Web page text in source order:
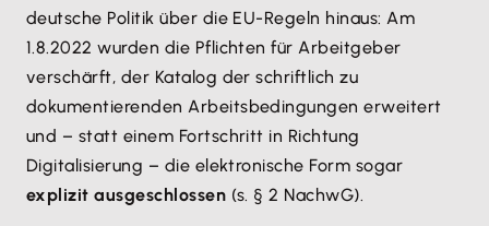
deutsche Politik über die EU-Regeln hinaus: Am
1.8.2022 wurden die Pflichten für Arbeitgeber
verschärft, der Katalog der schriftlich zu
dokumentierenden Arbeitsbedingungen erweitert
und – statt einem Fortschritt in Richtung
Digitalisierung – die elektronische Form sogar
explizit ausgeschlossen (s. § 2 NachwG).